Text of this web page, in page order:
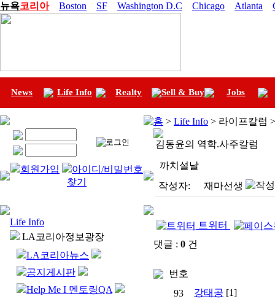
뉴욕코리아 Boston SF Washington D.C Chicago Atlanta
News Life Info Realty Sell & Buy Jobs
회원가입
아이디/비밀번호
찾기
Life Info
LA코리아정보광장
LA코리아뉴스
공지게시판
Help Me I 멘토링QA
홈 > Life Info > 라이프칼럼
김동윤의 역학.사주칼럼
까치설날
작성자:
재마선생
트위터
댓글 : 0 건
번호
93
강태공 [1]